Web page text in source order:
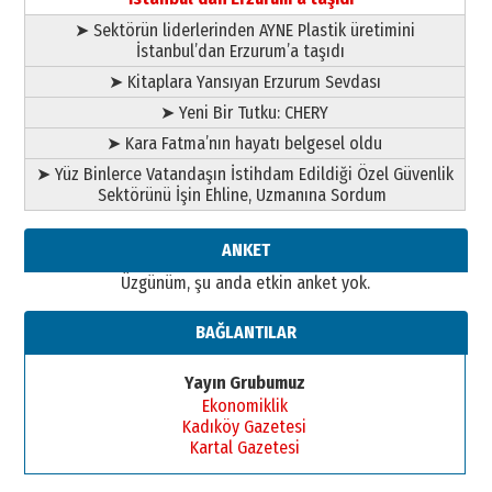
Esat BİNDESEN
Başkan Sekmen’den Erzurum’a
bir vizyon proje daha!
02 Ağustos 2026 Pazar
➤ Sektörün liderlerinden AYNE Plastik üretimini
İstanbul’dan Erzurum’a taşıdı
➤ Kitaplara Yansıyan Erzurum Sevdası
➤ Yeni Bir Tutku: CHERY
➤ Kara Fatma’nın hayatı belgesel oldu
➤ Yüz Binlerce Vatandaşın İstihdam Edildiği Özel Güvenlik
Sektörünü İşin Ehline, Uzmanına Sordum
ANKET
Üzgünüm, şu anda etkin anket yok.
BAĞLANTILAR
Yayın Grubumuz
Ekonomiklik
Kadıköy Gazetesi
Kartal Gazetesi